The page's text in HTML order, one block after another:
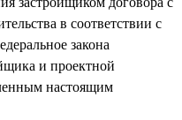
в соответствии с
закона
и проектной
настоящим